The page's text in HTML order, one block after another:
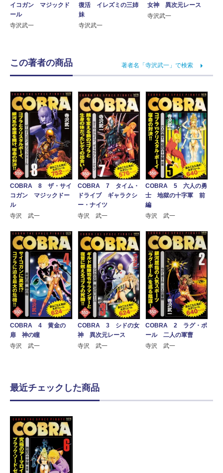
イコガン マジックド
ール
寺沢武一
復活 イレズミの三姉
妹
寺沢武一
女神 異次元レース
寺沢武一
この著者の商品 著者名「寺沢武一」で検索
COBRA 8 ザ・サイ
コガン マジックドー
ル
寺沢 武一
COBRA 7 タイム・
ドライブ ギャラクシ
ー・ナイツ
寺沢 武一
COBRA 5 六人の勇
士 地獄の十字軍 前
編
寺沢 武一
COBRA 4 黄金の
扉 神の瞳
寺沢 武一
COBRA 3 シドの女
神 異次元レース
寺沢 武一
COBRA 2 ラグ・ボ
ール 二人の軍曹
寺沢 武一
最近チェックした商品